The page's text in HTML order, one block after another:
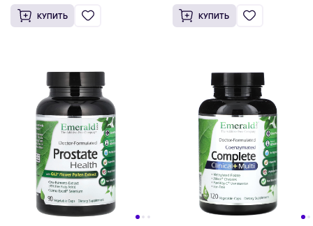
КУПИТЬ КУПИТЬ